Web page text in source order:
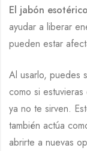
El jabón
ayudar a liberar
pueden estar
Al usarlo, puedes
como si
ya no te sirven.
también actúa
abrirte a nuevas